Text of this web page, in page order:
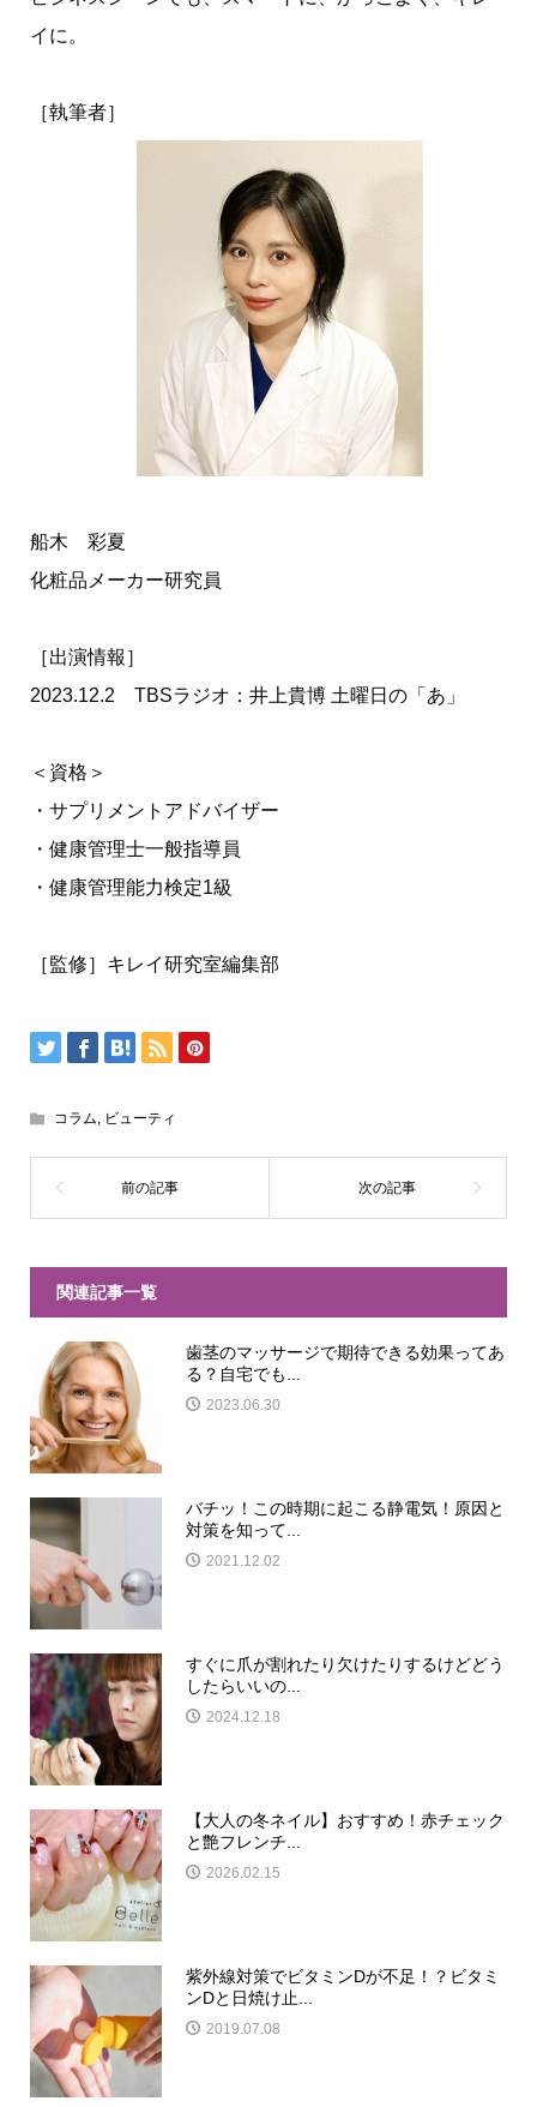
イに。
［執筆者］
船木 彩夏
化粧品メーカー研究員
［出演情報］
2023.12.2 TBSラジオ：井上貴博 土曜日の「あ」
＜資格＞
・サプリメントアドバイザー
・健康管理士一般指導員
・健康管理能力検定1級
［監修］キレイ研究室編集部
コラム, ビューティ
関連記事一覧
歯茎のマッサージで期待できる効果ってあ
る？自宅でも...
2023.06.30
バチッ！この時期に起こる静電気！原因と
対策を知って...
2021.12.02
すぐに爪が割れたり欠けたりするけどどう
したらいいの...
2024.12.18
【大人の冬ネイル】おすすめ！赤チェック
と艶フレンチ...
2026.02.15
紫外線対策でビタミンDが不足！？ビタミ
ンDと日焼け止...
2019.07.08